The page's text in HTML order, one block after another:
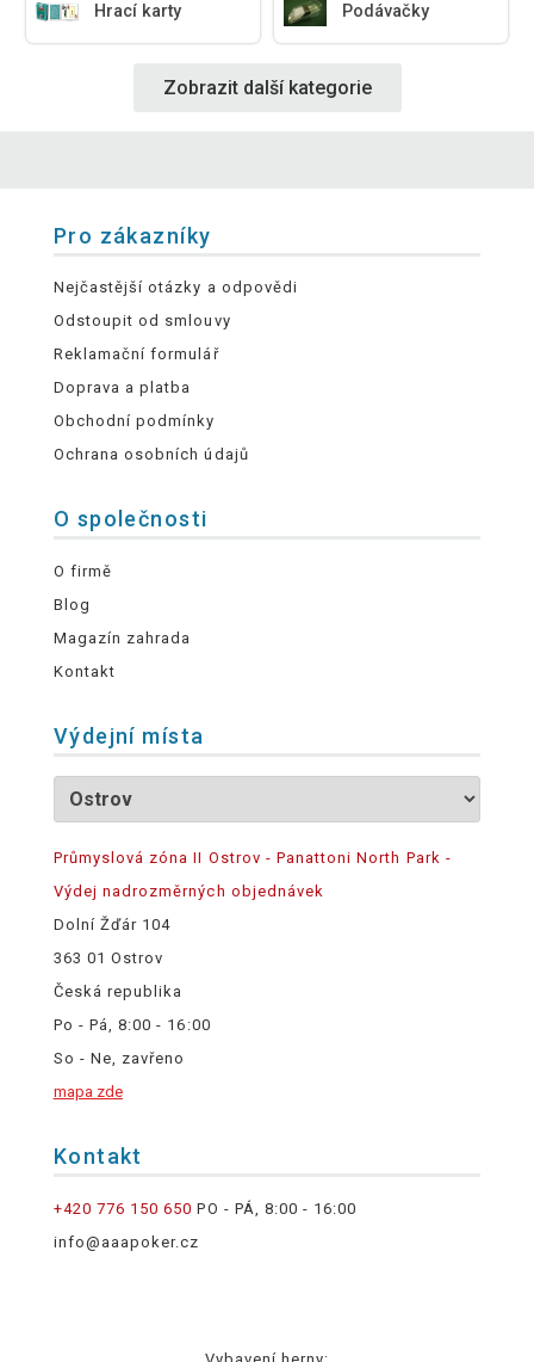
Hrací karty Podávačky
Zobrazit další kategorie
Pro zákazníky
Nejčastější otázky a odpovědi
Odstoupit od smlouvy
Reklamační formulář
Doprava a platba
Obchodní podmínky
Ochrana osobních údajů
O společnosti
O firmě
Blog
Magazín zahrada
Kontakt
Výdejní místa
Průmyslová zóna II Ostrov - Panattoni North Park -
Výdej nadrozměrných objednávek
Dolní Žďár 104
363 01 Ostrov
Česká republika
Po - Pá, 8:00 - 16:00
So - Ne, zavřeno
mapa zde
Kontakt
+420 776 150 650 PO - PÁ, 8:00 - 16:00
info@aaapoker.cz